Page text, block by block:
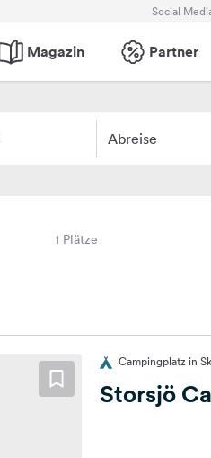
Social
Magazin Partner
Abreise
1 Plätze
Campingplatz in
Storsjö